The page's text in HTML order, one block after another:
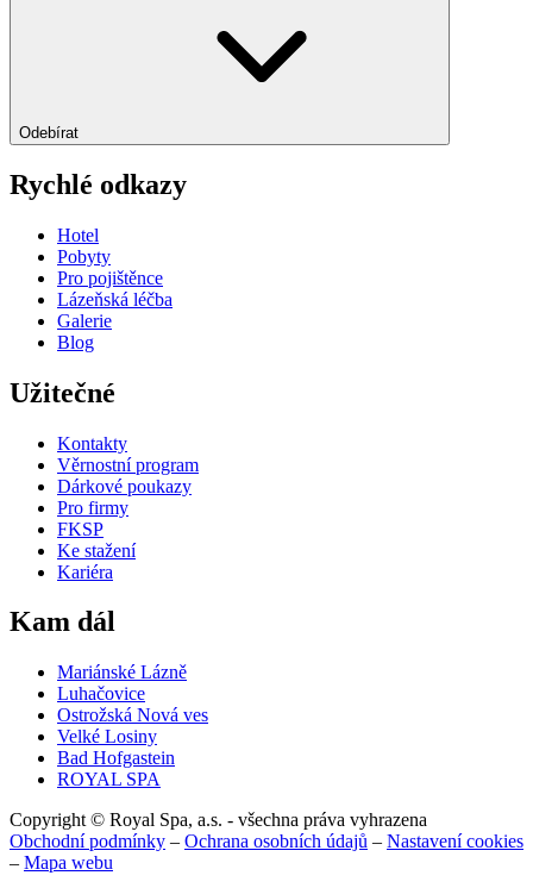
Odebírat
Rychlé odkazy
Hotel
Pobyty
Pro pojištěnce
Lázeňská léčba
Galerie
Blog
Užitečné
Kontakty
Věrnostní program
Dárkové poukazy
Pro firmy
FKSP
Ke stažení
Kariéra
Kam dál
Mariánské Lázně
Luhačovice
Ostrožská Nová ves
Velké Losiny
Bad Hofgastein
ROYAL SPA
Copyright © Royal Spa, a.s. - všechna práva vyhrazena
Obchodní podmínky – Ochrana osobních údajů – Nastavení cookies
– Mapa webu